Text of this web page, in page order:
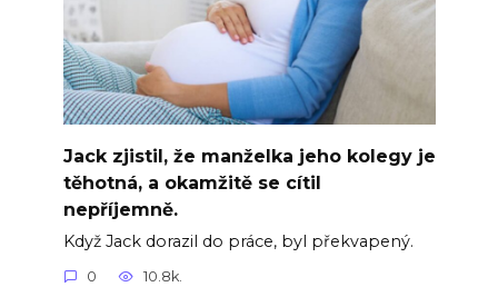
Jack zjistil, že manželka jeho kolegy je
těhotná, a okamžitě se cítil
nepříjemně.
Když Jack dorazil do práce, byl překvapený.
0 10.8k.